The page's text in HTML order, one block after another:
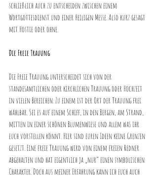
schließlich auch zu entscheiden zwischen einem
Wortgottesdienst und einer Heiligen Messe. Also kurz gesagt
mit Hostie oder ohne.
Die Freie Trauung
Die Freie Trauung unterscheidet sich von der
standesamtlichen oder kirchlichen Trauung oder Hochzeit
in vielen Bereichen. Zu einem ist der Ort der Trauung frei
wählbar. Sei es auf einem Schiff, in den Bergen, am Strand,
mitten in einer schönen Blumenwiese und allem was ihr
euch vorstellen könnt. Hier sind euren Ideen keine Grenzen
gesetzt. Eine freie Trauung wird von einem freien Redner
abgehalten und hat eigentlich ja „nur“ einen symbolischen
Charakter. Doch aus meiner Erfahrung kann ich euch auch